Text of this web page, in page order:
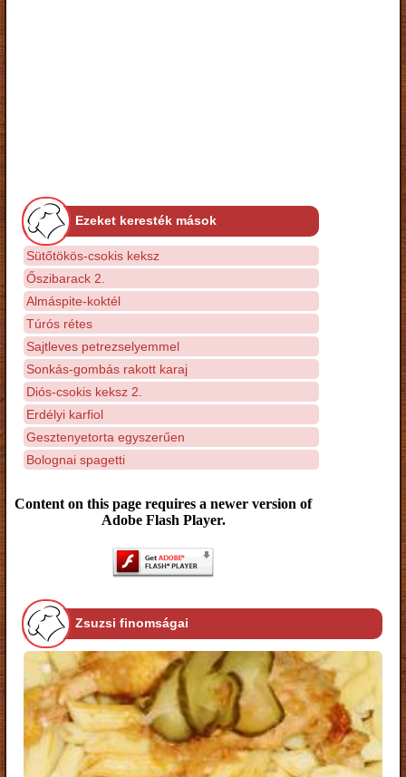
Ezeket keresték mások
Sütőtökös-csokis keksz
Őszibarack 2.
Almáspite-koktél
Túrós rétes
Sajtleves petrezselyemmel
Sonkás-gombás rakott karaj
Diós-csokis keksz 2.
Erdélyi karfiol
Gesztenyetorta egyszerűen
Bolognai spagetti
Content on this page requires a newer version of
Adobe Flash Player.
Zsuzsi finomságai